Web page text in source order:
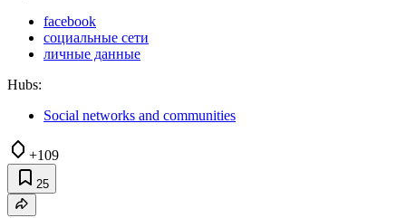
facebook
социальные сети
личные данные
Hubs:
Social networks and communities
+109
25